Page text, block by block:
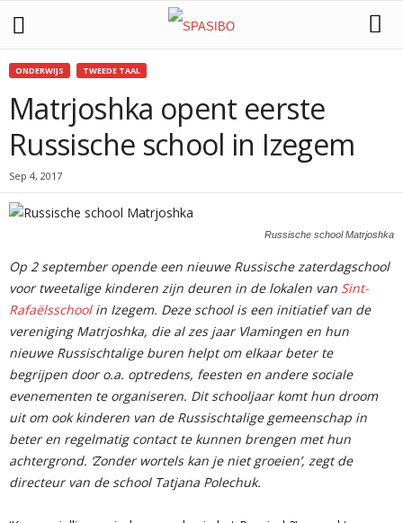
YOU ARE HERE
ONDERWIJS TWEEDE TAAL
Matrjoshka opent eerste
Russische school in Izegem
Sep 4, 2017
Russische school Matrjoshka
Op 2 september opende een nieuwe Russische zaterdagschool
voor tweetalige kinderen zijn deuren in de lokalen van Sint-
Rafaëlsschool in Izegem. Deze school is een initiatief van de
vereniging Matrjoshka, die al zes jaar Vlamingen en hun
nieuwe Russischtalige buren helpt om elkaar beter te
begrijpen door o.a. optredens, feesten en andere sociale
evenementen te organiseren. Dit schooljaar komt hun droom
uit om ook kinderen van de Russischtalige gemeenschap in
beter en regelmatig contact te kunnen brengen met hun
achtergrond. ‘Zonder wortels kan je niet groeien’, zegt de
directeur van de school Tatjana Polechuk.